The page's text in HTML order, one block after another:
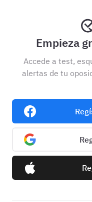
Empieza
Accede a test,
alertas de tu